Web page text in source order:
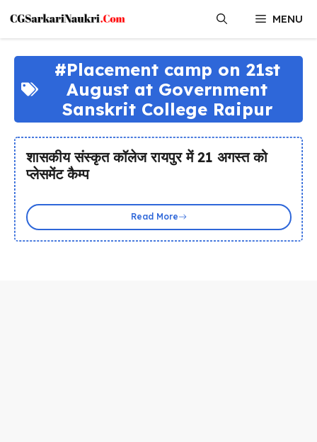
content
MENU
#Placement camp on 21st
August at Government
Sanskrit College Raipur
शासकीय संस्कृत कॉलेज रायपुर में 21 अगस्त को
प्लेसमेंट कैम्प
Read More